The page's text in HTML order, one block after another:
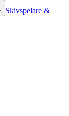
Skivspelare &